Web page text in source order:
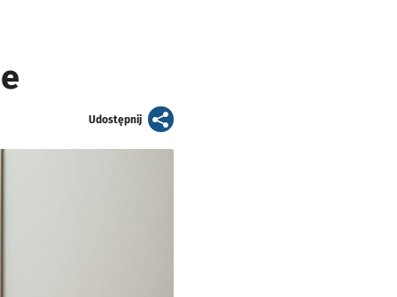
Udostępnijartykuł